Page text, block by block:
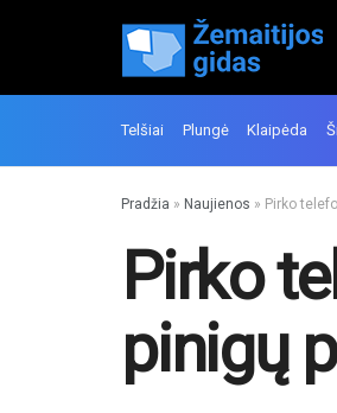
Telšiai Plungė Klaipėda
Pradžia » Naujienos » Pirko
Pirko
pinigų